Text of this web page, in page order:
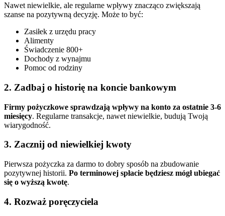
Nawet niewielkie, ale regularne wpływy znacząco zwiększają
szanse na pozytywną decyzję. Może to być:
Zasiłek z urzędu pracy
Alimenty
Świadczenie 800+
Dochody z wynajmu
Pomoc od rodziny
2. Zadbaj o historię na koncie bankowym
Firmy pożyczkowe sprawdzają wpływy na konto za ostatnie 3-6
miesięcy. Regularne transakcje, nawet niewielkie, budują Twoją
wiarygodność.
3. Zacznij od niewielkiej kwoty
Pierwsza pożyczka za darmo to dobry sposób na zbudowanie
pozytywnej historii. Po terminowej spłacie będziesz mógł ubiegać
się o wyższą kwotę.
4. Rozważ poręczyciela